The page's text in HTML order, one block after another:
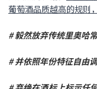
葡萄酒品质越高的规则
# 毅然放弃传统里奥哈
# 并依照年份特征自由